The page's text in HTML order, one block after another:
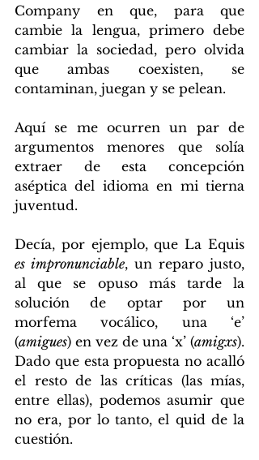
Company en que, para que
cambie la lengua, primero debe
cambiar la sociedad, pero olvida
que ambas coexisten, se
contaminan, juegan y se pelean.
Aquí se me ocurren un par de
argumentos menores que solía
extraer de esta concepción
aséptica del idioma en mi tierna
juventud.
es impronunciable, un reparo justo,
al que se opuso más tarde la
solución de optar por un
morfema vocálico, una ‘e’
(amigues) en vez de una ‘x’ (amigxs).
Dado que esta propuesta no acalló
el resto de las críticas (las mías,
entre ellas), podemos asumir que
no era, por lo tanto, el quid de la
cuestión.